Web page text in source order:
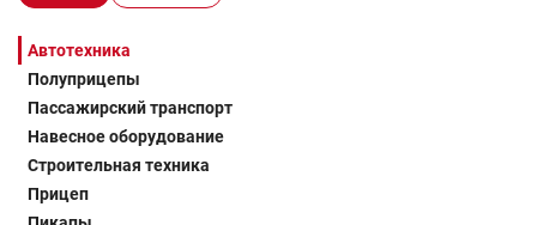
Автотехника
Полуприцепы
Пассажирский транспорт
Навесное оборудование
Строительная техника
Прицеп